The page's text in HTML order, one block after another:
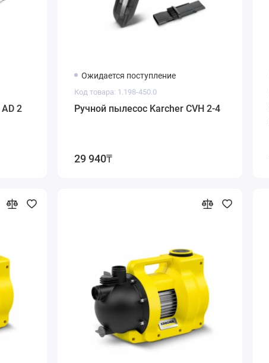
2
Ожидается поступление
Код товара: 1.198-450.0
Ручной пылесос Karcher CVH 2-4
29 940₸